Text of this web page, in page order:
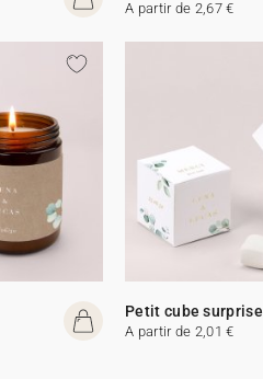
A partir de 2,67 €
Petit cube surprise
A partir de 2,01 €